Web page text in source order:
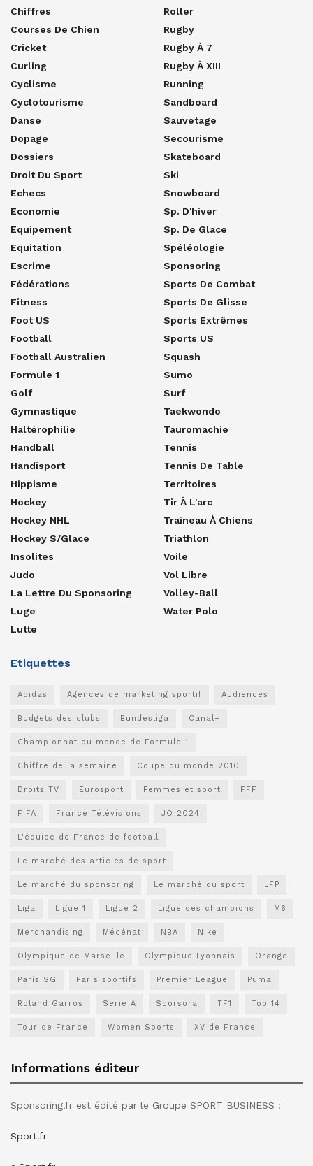
Chiffres
Courses De Chien
Cricket
Curling
Cyclisme
Cyclotourisme
Danse
Dopage
Dossiers
Droit Du Sport
Echecs
Economie
Equipement
Equitation
Escrime
Fédérations
Fitness
Foot US
Football
Football Australien
Formule 1
Golf
Gymnastique
Haltérophilie
Handball
Handisport
Hippisme
Hockey
Hockey NHL
Hockey S/glace
Insolites
Judo
La Lettre Du Sponsoring
Luge
Lutte
Roller
Rugby
Rugby À 7
Rugby À XIII
Running
Sandboard
Sauvetage
Secourisme
Skateboard
Ski
Snowboard
Sp. D'hiver
Sp. De Glace
Spéléologie
Sponsoring
Sports De Combat
Sports De Glisse
Sports Extrêmes
Sports US
Squash
Sumo
Surf
Taekwondo
Tauromachie
Tennis
Tennis De Table
Territoires
Tir À L'arc
Traîneau À Chiens
Triathlon
Voile
Vol Libre
Volley-Ball
Water Polo
Etiquettes
Adidas Agences de marketing sportif Audiences
Budgets des clubs Bundesliga Canal+
Championnat du monde de Formule 1
Chiffre de la semaine Coupe du monde 2010
Droits TV Eurosport Femmes et sport FFF
FIFA France Télévisions JO 2024
L'équipe de France de football
Le marché des articles de sport
Le marché du sponsoring Le marché du sport LFP
Liga Ligue 1 Ligue 2 Ligue des champions M6
Merchandising Mécénat NBA Nike
Olympique de Marseille Olympique Lyonnais Orange
Paris SG Paris sportifs Premier League Puma
Roland Garros Serie A Sporsora TF1 Top 14
Tour de France Women Sports XV de France
Informations éditeur
Sponsoring.fr est édité par le Groupe SPORT BUSINESS :
Sport.fr